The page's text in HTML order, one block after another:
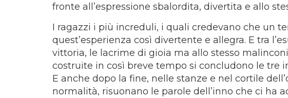
fronte all’espressione sbalordita, divertita e allo
I ragazzi i più increduli, i quali credevano che un
quest’esperienza così divertente e allegra. E tra
vittoria, le lacrime di gioia ma allo stesso
costruite in così breve tempo si concludono le tre
E anche dopo la fine, nelle stanze e nel cortile
normalità, risuonano le parole dell’inno che ci ha